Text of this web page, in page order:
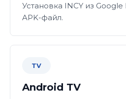
Установка INCY из
APK-файл.
TV
Android TV